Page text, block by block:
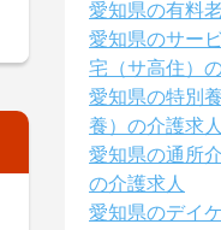
愛知県の有料
愛知県のサー
宅（サ高住）
愛知県の特別
養）の介護求人
愛知県の通所
の介護求人
愛知県のデイ